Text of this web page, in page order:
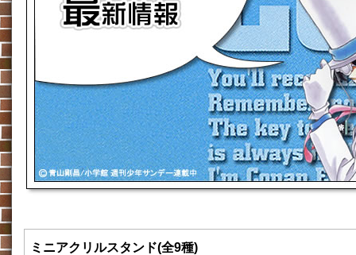
ミニアクリルスタンド(全9種)